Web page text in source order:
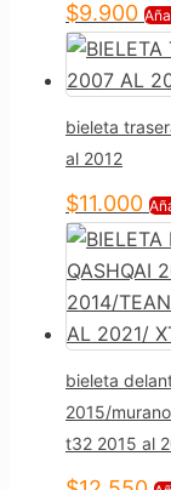
$9.900
bieleta
al 2012
$11.000
bieleta
2015/
t32 2015 al